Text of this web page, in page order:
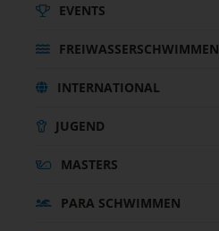
EVENTS
FREIWASSERSCHWIMMEN
INTERNATIONAL
JUGEND
MASTERS
PARA SCHWIMMEN